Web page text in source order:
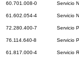
60.701.008-0 Servicio
61.602.054-4 Servicio
72.280.400-7 Servicio
76.114.640-8 Servicio
61.817.000-4 Servicio